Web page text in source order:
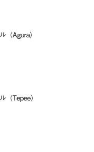
（Agura）
（Tepee）